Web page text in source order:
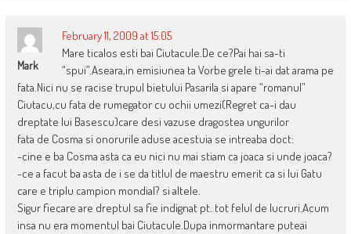
Mark
February 11, 2009 at 15:05
Mare ticalos esti bai Ciutacule.De ce?Pai hai sa-ti
“spui”.Aseara,in emisiunea ta Vorbe grele ti-ai dat arama pe
fata.Nici nu se racise trupul bietului Pasarila si apare “romanul”
Ciutacu,cu fata de rumegator cu ochii umezi(Regret ca-i dau
dreptate lui Basescu)care desi vazuse dragostea ungurilor
fata de Cosma si onorurile aduse acestuia se intreaba doct:
-cine e ba Cosma asta ca eu nici nu mai stiam ca joaca si unde joaca?
-ce a facut ba asta de i se da titlul de maestru emerit ca si lui Gatu
care e triplu campion mondial? si altele.
Sigur fiecare are dreptul sa fie indignat pt. tot felul de lucruri.Acum
insa nu era momentul bai Ciutacule.Dupa inmormantare puteai